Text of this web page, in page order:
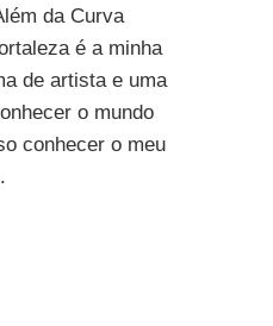
da Curva
é a minha
de artista e uma
o mundo
conhecer o meu